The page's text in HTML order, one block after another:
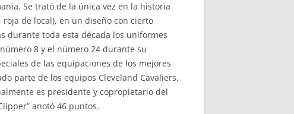
Se trató de la única vez en la historia
de local), en un diseño con cierto
durante toda esta década los uniformes
8 y el número 24 durante su
de las equipaciones de los mejores
parte de los equipos Cleveland Cavaliers,
es presidente y copropietario del
anotó 46 puntos.